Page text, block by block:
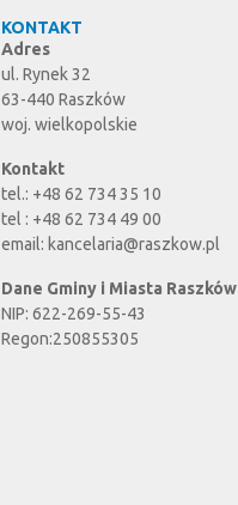
KONTAKT
Adres
ul. Rynek 32
63-440 Raszków
woj. wielkopolskie
Kontakt
tel.: +48 62 734 35 10
tel : +48 62 734 49 00
email: kancelaria@raszkow.pl
Dane Gminy i Miasta Raszków
NIP: 622-269-55-43
Regon:250855305